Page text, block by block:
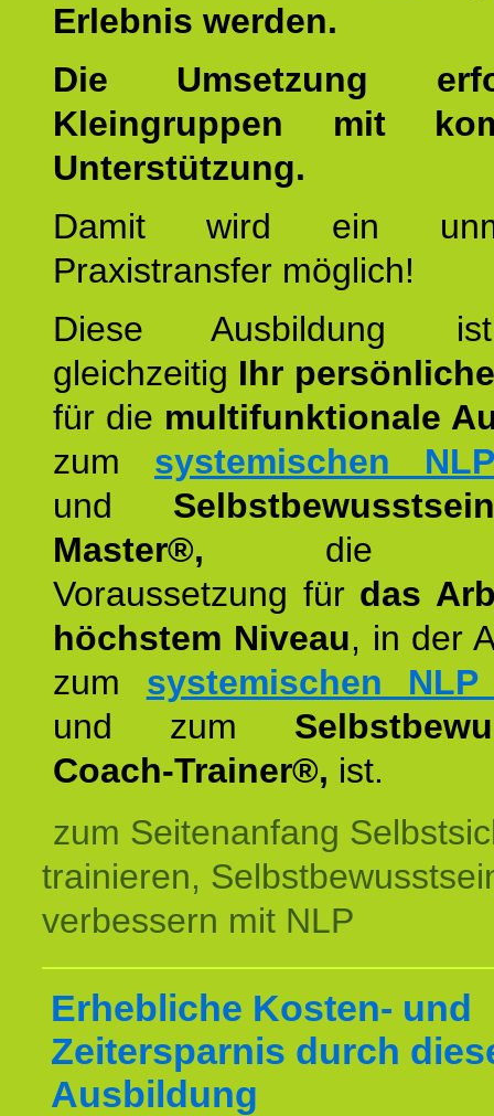
Erlebnis werden.
Die Umsetzung
Kleingruppen mit
Unterstützung.
Damit wird ein
Praxistransfer möglich!
Diese Ausbildung
gleichzeitig Ihr
für die multifunktionale
zum systemischen
und
Master®, die
Voraussetzung für das
höchstem Niveau, in der
zum systemischen
und zum
Coach-Trainer®, ist.
zum Seitenanfang
trainieren,
verbessern mit NLP
Erhebliche Kosten- und
Zeitersparnis durch
Ausbildung